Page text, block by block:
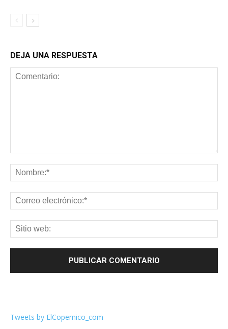
DEJA UNA RESPUESTA
Tweets by ElCopernico_com